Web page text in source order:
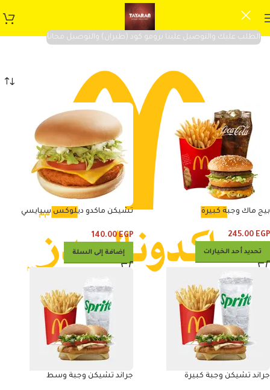
الطلب عليك والتوصيل علينا برومو كود (طيران) والتوصيل مجانا
ماك
بيج ماك وجبة كبيرة
245.00 EGP
تحديد أحد الخيارات
تشيكن ماكدو ديلوكس سبايسي
140.00 EGP
إضافة إلى السلة
جراند تشيكن وجبة كبيرة جراند تشيكن وجبة وسط